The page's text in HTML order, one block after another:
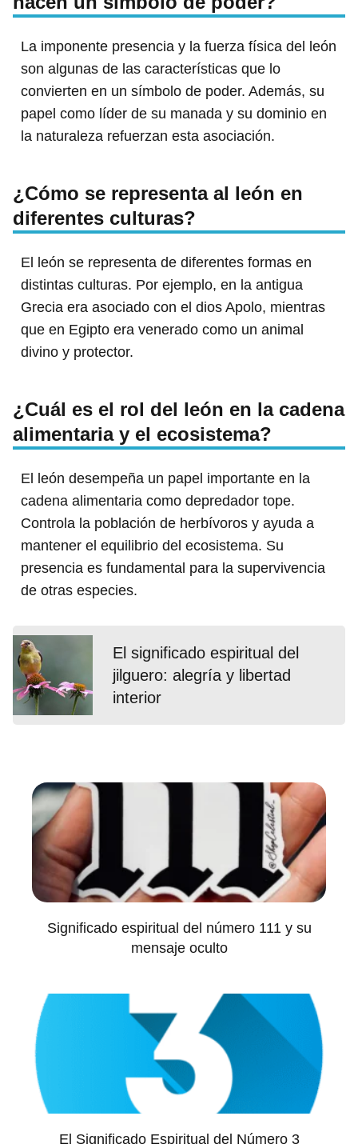
La imponente presencia y la fuerza física del león
son algunas de las características que lo
convierten en un símbolo de poder. Además, su
papel como líder de su manada y su dominio en
la naturaleza refuerzan esta asociación.
¿Cómo se representa al león en
diferentes culturas?
El león se representa de diferentes formas en
distintas culturas. Por ejemplo, en la antigua
Grecia era asociado con el dios Apolo, mientras
que en Egipto era venerado como un animal
divino y protector.
¿Cuál es el rol del león en la cadena
alimentaria y el ecosistema?
El león desempeña un papel importante en la
cadena alimentaria como depredador tope.
Controla la población de herbívoros y ayuda a
mantener el equilibrio del ecosistema. Su
presencia es fundamental para la supervivencia
de otras especies.
El significado espiritual del
jilguero: alegría y libertad
interior
Significado espiritual del número 111 y su
mensaje oculto
El Significado Espiritual del Número 3